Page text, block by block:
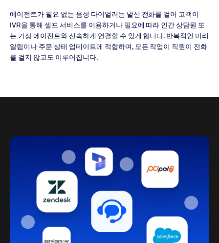
에이전트가 필요 없는 음성 다이얼러는 발신 전화를 걸어 고객이
IVR을 통해 셀프 서비스를 이용하거나 필요에 따라 인간 상담원 또
는 가상 에이전트와 신속하게 연결할 수 있게 합니다. 반복적인 미리
알림이나 주문 상태 업데이트에 적합하며, 모든 작업이 직원이 전화
를 걸지 않고도 이루어집니다.